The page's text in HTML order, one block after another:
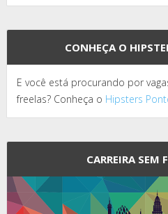
CONHEÇA O
E você está procurando por
freelas? Conheça o Hipsters
CARREIRA SEM